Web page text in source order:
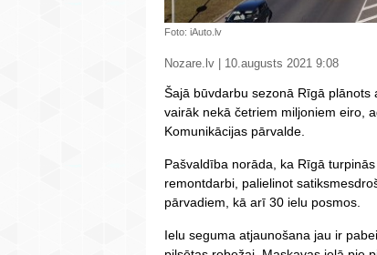
Foto: iAuto.lv
Nozare.lv | 10.augusts 2021 9:08
Šajā būvdarbu sezonā Rīgā
vairāk nekā četriem miljoniem eiro,
Komunikācijas pārvalde.
Pašvaldība norāda, ka Rīgā
remontdarbi, palielinot
pārvadiem, kā arī 30 ielu posmos.
Ielu seguma atjaunošana jau ir